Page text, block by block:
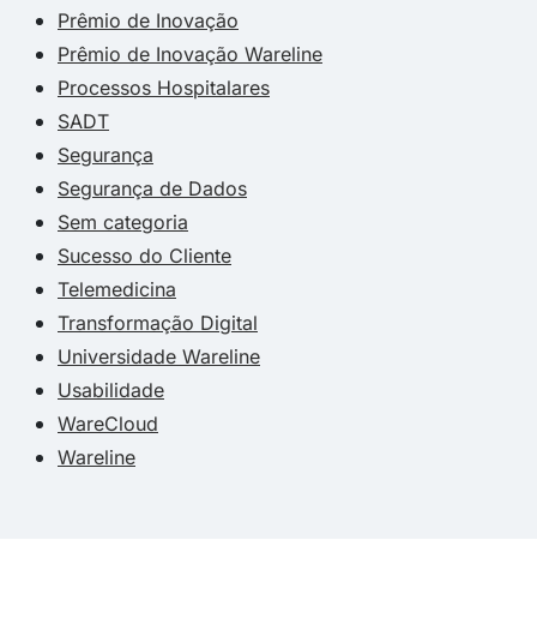
Prêmio de Inovação
Prêmio de Inovação Wareline
Processos Hospitalares
SADT
Segurança
Segurança de Dados
Sem categoria
Sucesso do Cliente
Telemedicina
Transformação Digital
Universidade Wareline
Usabilidade
WareCloud
Wareline